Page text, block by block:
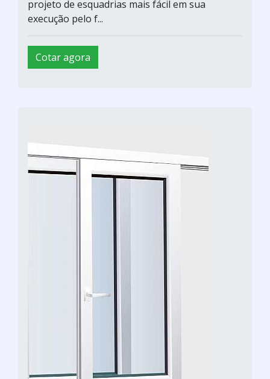
projeto de esquadrias mais fácil em sua
execução pelo f...
Cotar agora